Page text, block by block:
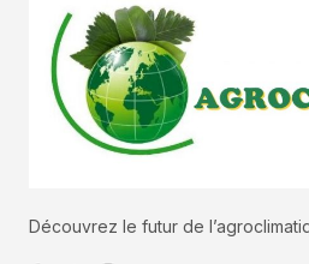
Découvrez le futur de